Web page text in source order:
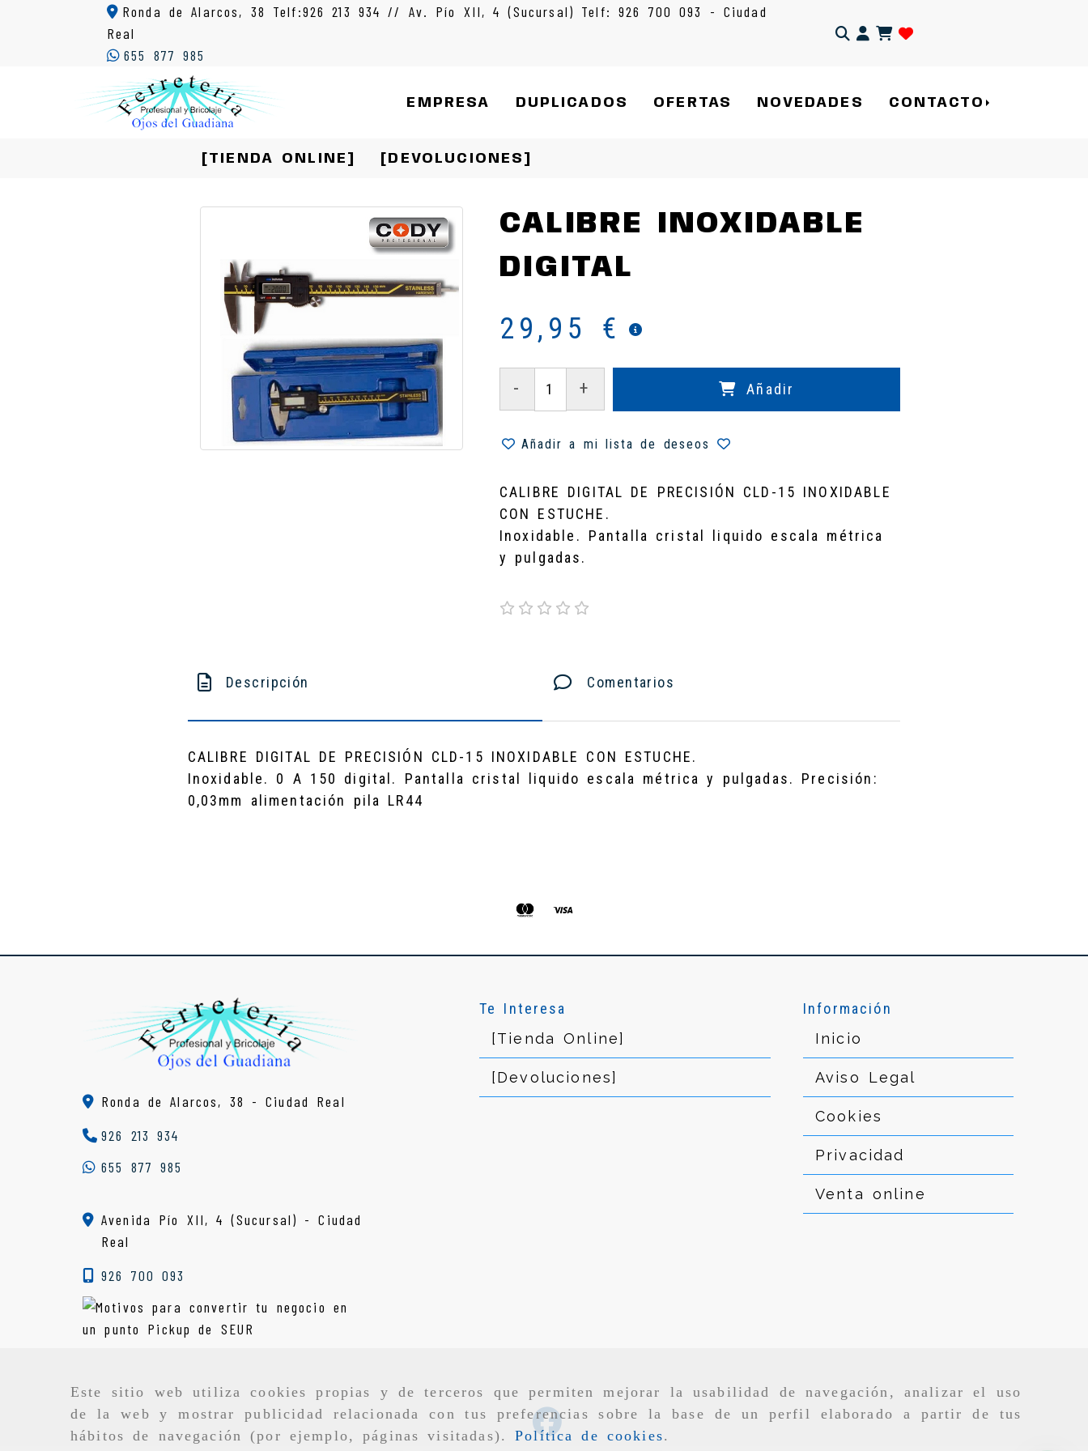
Este sitio web utiliza cookies propias y de terceros que permiten mejorar la usabilidad de navegación, analizar el uso
de la web y mostrar publicidad relacionada con tus preferencias sobre la base de un perfil elaborado a partir de tus
hábitos de navegación (por ejemplo, páginas visitadas).Política de cookies.
Ronda de Alarcos, 38 Telf:926 213 934 // Av. Pío XII, 4 (Sucursal) Telf: 926 700 093 - Ciudad
Real
655 877 985
Identifícate
EMPRESA DUPLICADOS OFERTAS NOVEDADES CONTACTO
[TIENDA ONLINE] [DEVOLUCIONES]
CALIBRE INOXIDABLE
DIGITAL
29,95 €
- + Añadir
Añadir a mi lista de deseos
CALIBRE DIGITAL DE PRECISIÓN CLD-15 INOXIDABLE
CON ESTUCHE.
Inoxidable. Pantalla cristal liquido escala métrica
y pulgadas.
Descripción Comentarios
CALIBRE DIGITAL DE PRECISIÓN CLD-15 INOXIDABLE CON ESTUCHE.
Inoxidable. 0 A 150 digital. Pantalla cristal liquido escala métrica y pulgadas. Precisión:
0,03mm alimentación pila LR44
Ronda de Alarcos, 38 -Ciudad Real
926 213 934
655 877 985
Avenida Pío XII, 4 (Sucursal) - Ciudad
Real
926 700 093
Te Interesa
[Tienda Online]
[Devoluciones]
Información
Inicio
Aviso Legal
Cookies
Privacidad
Venta online